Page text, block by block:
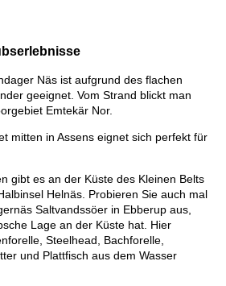
Näs ist aufgrund des flachen
geeignet. Vom Strand blickt man
Emtekär Nor.
mitten in Assens eignet sich perfekt für
gibt es an der Küste des Kleinen Belts
Helnäs. Probieren Sie auch mal
Saltvandssöer in Ebberup aus,
Lage an der Küste hat. Hier
Steelhead, Bachforelle,
und Plattfisch aus dem Wasser